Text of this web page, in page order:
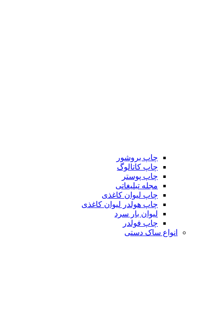
چاپ بروشور
چاپ کاتالوگ
چاپ پوستر
مجله تبلیغاتی
چاپ لیوان کاغذی
چاپ هولدر لیوان کاغذی
لیوان بار سرد
چاپ فولدر
انواع ساک دستی